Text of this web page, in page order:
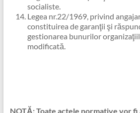
socialiste.
Legea nr.22/1969, privind
constituirea de garanţii şi
gestionarea bunurilor
modificată.
NOTĂ: Toate actele normative vor